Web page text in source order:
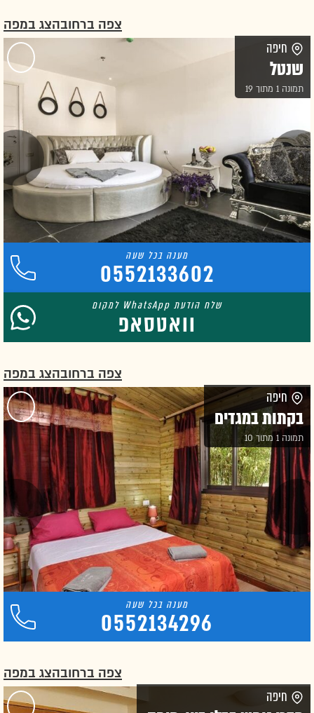
צפה ברחובהצג במפה
חיפה
שנטל
תמונה 1 מתוך 19
0552133602
וואטסאפ
צפה ברחובהצג במפה
חיפה
בקתות במגדים
תמונה 1 מתוך 10
0552134296
צפה ברחובהצג במפה
חיפה